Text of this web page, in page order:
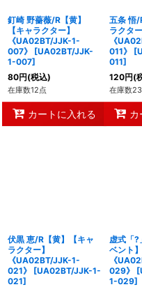
釘崎 野薔薇/R【黄】
【キャラクター】
《UA02BT/JJK-1-
007》
[UA02BT/JJK-
1-007]
80円(税込)
在庫数12点
カートに入れる
五条 悟/
ラクター
《
011》
[
011]
120円(
在庫数
カ
伏黒 恵/R【黄】【キャ
ラクター】
《UA02BT/JJK-1-
021》
[UA02BT/JJK-1-
021]
虚式「?
ベント】
《
029》
[
1-029]